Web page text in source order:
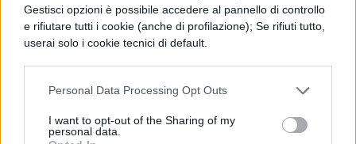
Gestisci opzioni è possibile accedere al pannello di controllo
e rifiutare tutti i cookie (anche di profilazione); Se rifiuti tutto,
userai solo i cookie tecnici di default.
Personal Data Processing Opt Outs
I want to opt-out of the Sharing of my
personal data.